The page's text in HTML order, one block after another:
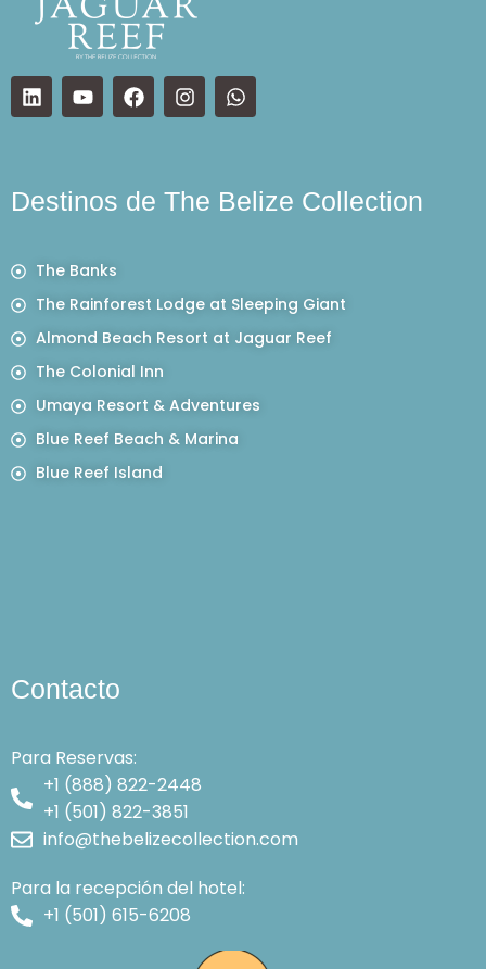
Destinos de The Belize Collection
The Banks
The Rainforest Lodge at Sleeping Giant
Almond Beach Resort at Jaguar Reef
The Colonial Inn
Umaya Resort & Adventures
Blue Reef Beach & Marina
Blue Reef Island
Contacto
Para Reservas:
+1 (888) 822-2448
+1 (501) 822-3851
info@thebelizecollection.com
Para la recepción del hotel:
+1 (501) 615-6208